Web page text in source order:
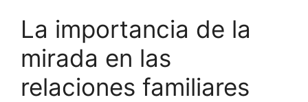
La importancia de la
mirada en las
relaciones familiares